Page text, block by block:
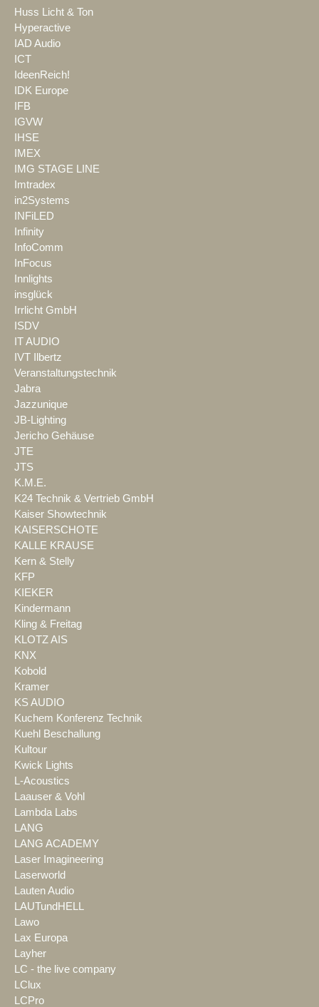
Huss Licht & Ton
Hyperactive
IAD Audio
ICT
IdeenReich!
IDK Europe
IFB
IGVW
IHSE
IMEX
IMG STAGE LINE
Imtradex
in2Systems
INFiLED
Infinity
InfoComm
InFocus
Innlights
insglück
Irrlicht GmbH
ISDV
IT AUDIO
IVT Ilbertz
Veranstaltungstechnik
Jabra
Jazzunique
JB-Lighting
Jericho Gehäuse
JTE
JTS
K.M.E.
K24 Technik & Vertrieb GmbH
Kaiser Showtechnik
KAISERSCHOTE
KALLE KRAUSE
Kern & Stelly
KFP
KIEKER
Kindermann
Kling & Freitag
KLOTZ AIS
KNX
Kobold
Kramer
KS AUDIO
Kuchem Konferenz Technik
Kuehl Beschallung
Kultour
Kwick Lights
L-Acoustics
Laauser & Vohl
Lambda Labs
LANG
LANG ACADEMY
Laser Imagineering
Laserworld
Lauten Audio
LAUTundHELL
Lawo
Lax Europa
Layher
LC - the live company
LClux
LCPro